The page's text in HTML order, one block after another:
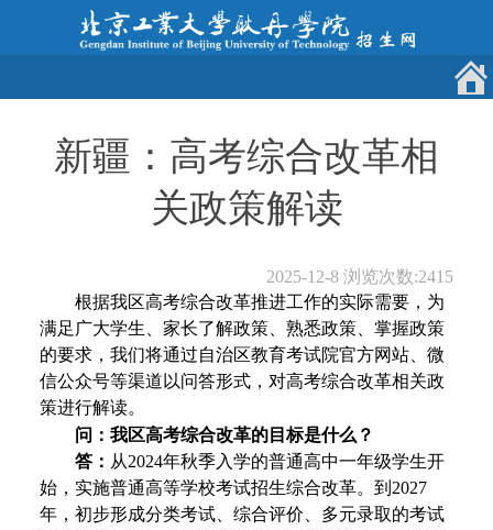
新疆：高考综合改革相
关政策解读
2025-12-8浏览次数:2415
根据我区高考综合改革推进工作的实际需要，为
满足广大学生、家长了解政策、熟悉政策、掌握政策
的要求，我们将通过自治区教育考试院官方网站、微
信公众号等渠道以问答形式，对高考综合改革相关政
策进行解读。
问：我区高考综合改革的目标是什么？
答： 从2024年秋季入学的普通高中一年级学生开
始，实施普通高等学校考试招生综合改革。到2027
年，初步形成分类考试、综合评价、多元录取的考试